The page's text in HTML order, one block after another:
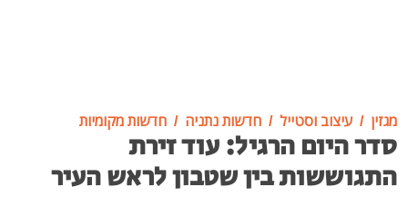
מגזין עיצוב וסטייל חדשות נתניה חדשות מקומיות
סדר היום הרגיל: עוד זירת
התגוששות בין שטבון לראש העיר